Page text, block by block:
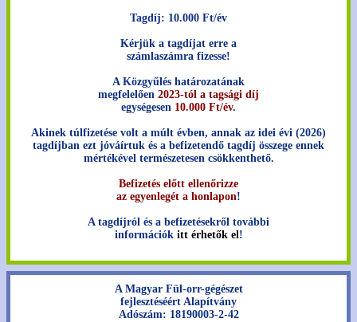
Tagdíj: 10.000 Ft/év
Kérjük a tagdíjat erre a
számlaszámra fizesse!
A Közgyűlés határozatának
megfelelően 2023-tól a tagsági díj
egységesen 10.000 Ft/év.
Akinek túlfizetése volt a múlt évben, annak az idei évi (2026)
tagdíjban ezt jóváírtuk és a befizetendő tagdíj összege ennek
mértékével természetesen csökkenthető.
Befizetés előtt ellenőrizze
az egyenlegét a honlapon!
A tagdíjról és a befizetésekről további
információk itt érhetők el!
A Magyar Fül-orr-gégészet
fejlesztéséért Alapítvány
Adószám: 18190003-2-42